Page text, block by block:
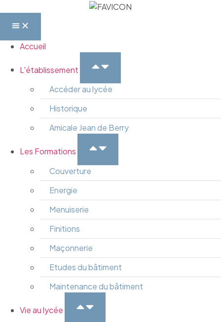
Accueil
L'établissement
Accéder au lycée
Historique
Amicale Jean de Berry
Les Formations
Couverture
Energie
Menuiserie
Finitions
Maçonnerie
Etudes du bâtiment
Maintenance du bâtiment
Vie au lycée